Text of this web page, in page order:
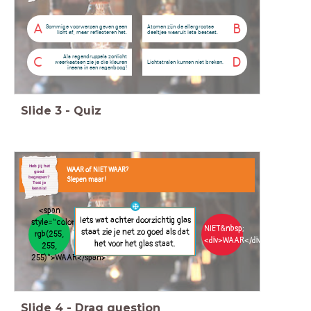
A Sommige voorwerpen geven geen
licht af, maar reflecteren het.
B
Atomen zijn de allergrootse
deeltjes waaruit iets bestaat.
C
Als regendruppels zonlicht
weerkaatsen zie je die kleuren
ineens in een regenboog!
D
Lichtstralen kunnen niet breken.
Slide 3 - Quiz
WAAR of NIET WAAR?
Slepen maar!
Heb jij het
goed
begrepen?
Test je
kennis!
<span
style="color:
rgb(255,
255,
255)">WAAR</span>
NIET&nbsp;
<div>WAAR</div>
Iets wat achter doorzichtig glas
staat zie je net zo goed als dat
het voor het glas staat.
Slide 4 - Drag question